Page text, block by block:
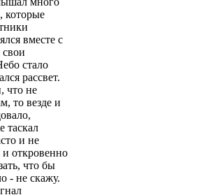
которые
вместе с
стало
рассвет.
что не
то везде и
таскал
и не
откровенно
что бы
- не скажу.